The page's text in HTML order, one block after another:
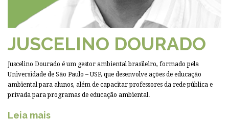
JUSCELINO DOURADO
Juscelino Dourado é um gestor ambiental brasileiro, formado pela
Universidade de São Paulo – USP, que desenvolve ações de educação
ambiental para alunos, além de capacitar professores da rede pública e
privada para programas de educação ambiental.
Leia mais